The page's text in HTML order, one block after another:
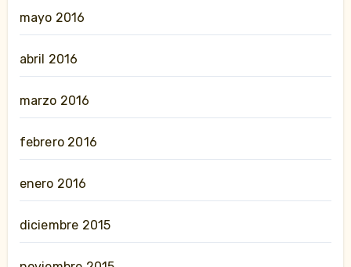
mayo 2016
abril 2016
marzo 2016
febrero 2016
enero 2016
diciembre 2015